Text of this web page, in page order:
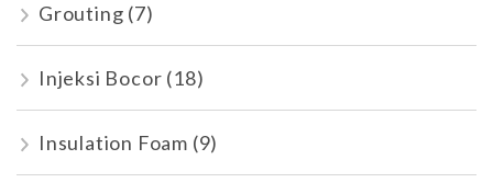
Grouting (7)
Injeksi Bocor (18)
Insulation Foam (9)